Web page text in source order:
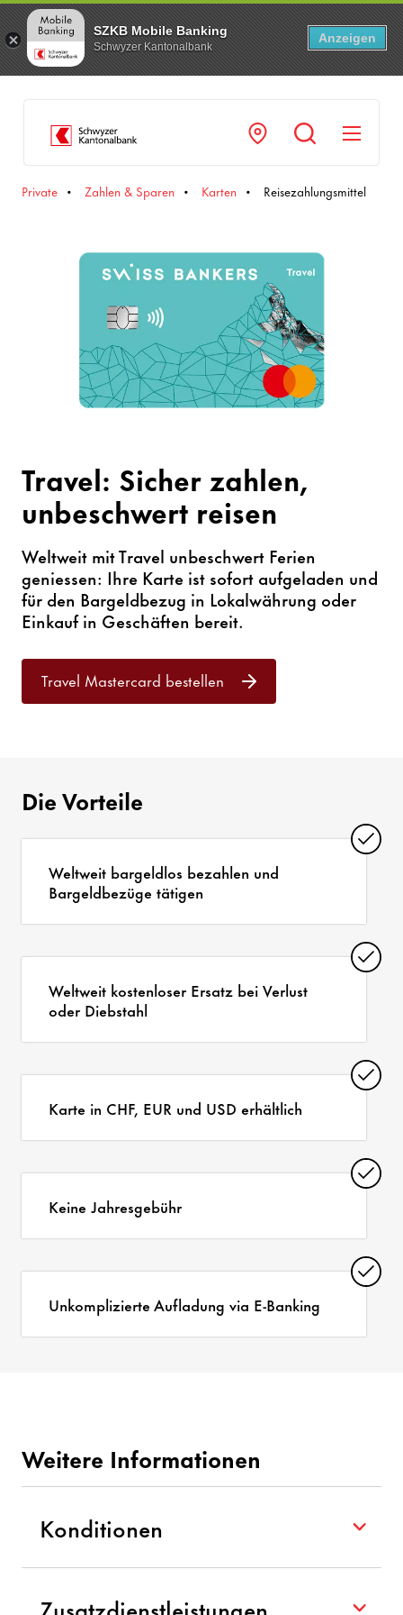
SZKB Mobile Banking
Schwyzer Kantonalbank
Anzeigen
Private Zahlen & Sparen Karten Reisezahlungsmittel
Travel: Sicher zahlen,
unbeschwert reisen
Weltweit mit Travel unbeschwert Ferien
geniessen: Ihre Karte ist sofort aufgeladen und
für den Bargeldbezug in Lokalwährung oder
Einkauf in Geschäften bereit.
Travel Mastercard bestellen
Die Vorteile
Weltweit bargeldlos bezahlen und
Bargeldbezüge tätigen
Weltweit kostenloser Ersatz bei Verlust
oder Diebstahl
Karte in CHF, EUR und USD erhältlich
Keine Jahresgebühr
Unkomplizierte Aufladung via E-Banking
Weitere Informationen
Konditionen
Jahresgebühr
Zusatzdienstleistungen